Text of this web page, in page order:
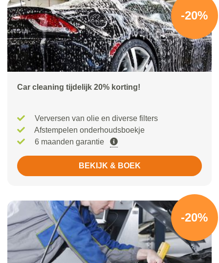
-20%
Car cleaning tijdelijk 20% korting!
Verversen van olie en diverse filters
Afstempelen onderhoudsboekje
6 maanden garantie
BEKIJK & BOEK
-20%